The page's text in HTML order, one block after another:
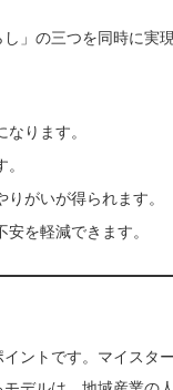
」の三つを同時に実
ります。
がいが得られます。
を軽減できます。
ントです。マイスタ